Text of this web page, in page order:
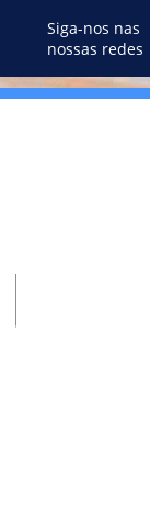
Siga-nos nas
nossas redes